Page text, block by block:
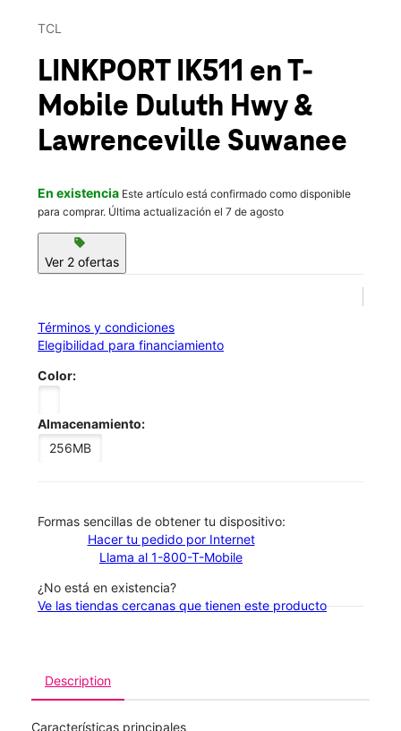
Jue.:
911 Duluth Highway C-2 Lawrenceville, GA 30043
TCL
LINKPORT IK511 en T-
Mobile Duluth Hwy &
Lawrenceville Suwanee
En existencia Este artículo está confirmado como disponible
para comprar. Última actualización el 7 de agosto
sell
Ver 2 ofertas
Términos y condiciones
Elegibilidad para financiamiento
Color:
Almacenamiento:
256MB
​​​​​​​Formas sencillas de obtener tu dispositivo:
Hacer tu pedido por Internet
Llama al 1-800-T-Mobile
¿No está en existencia?
Ve las tiendas cercanas que tienen este producto
Description
Características principales